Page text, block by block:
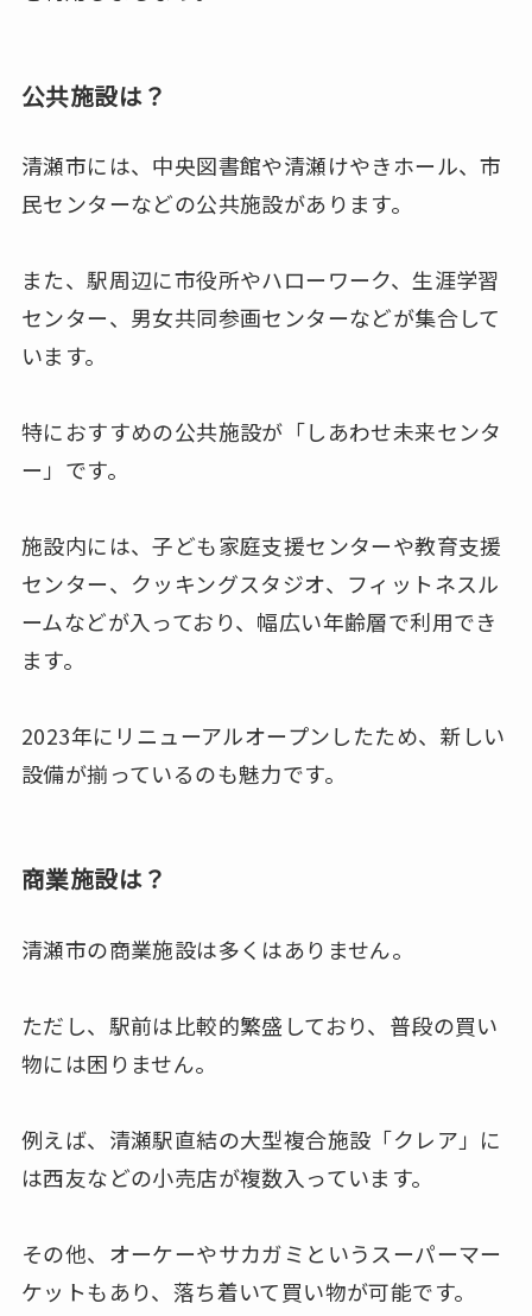
公共施設は？
清瀬市には、中央図書館や清瀬けやきホール、市
民センターなどの公共施設があります。
また、駅周辺に市役所やハローワーク、生涯学習
センター、男女共同参画センターなどが集合して
います。
特におすすめの公共施設が「しあわせ未来センタ
ー」です。
施設内には、子ども家庭支援センターや教育支援
センター、クッキングスタジオ、フィットネスル
ームなどが入っており、幅広い年齢層で利用でき
ます。
2023年にリニューアルオープンしたため、新しい
設備が揃っているのも魅力です。
商業施設は？
清瀬市の商業施設は多くはありません。
ただし、駅前は比較的繁盛しており、普段の買い
物には困りません。
例えば、清瀬駅直結の大型複合施設「クレア」に
は西友などの小売店が複数入っています。
その他、オーケーやサカガミというスーパーマー
ケットもあり、落ち着いて買い物が可能です。